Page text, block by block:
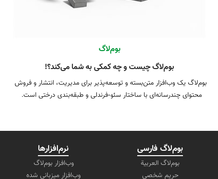
بوم‌لاگ
بوم‌لاگ چیست و چه کمکی به شما می‌کند؟!
بوم‌لاگ یک وب‌افزار متن‌بسته و توسعه‌پذیر برای مدیریت، انتشار و فروش
بوم‌لاگ فارسی
بوم‌لاگ العربیة
حریم شخصی
نرم‌افزارها
وب‌افزار بوم‌لاگ
وب‌افزار میزبانی شده